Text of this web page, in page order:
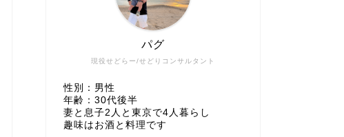
現役せどらー/せどりコンサルタント
パグ
性別：男性
年齢：30代後半
妻と息子2人と東京で4人暮らし
趣味はお酒と料理です